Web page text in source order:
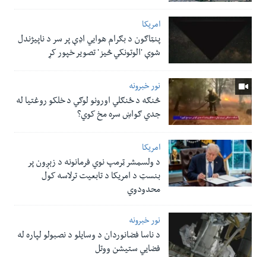
امریکا
پنټاګون د بګرام هوایي اډې پر سر د ناپيژندل
شوې 'الوتونکي څيز' تصویر خپور کړ
نور خبرونه
څنګه د ځنګلي اورونو لوګي د خلکو روغتیا له
جدي ګواښ سره مخ کوي؟
امریکا
د ولسمشر ټرمپ نوي فرمانونه د زېږون پر
بنسټ د امریکا د تابعیت ترلاسه کول
محدودوي
نور خبرونه
د ناسا فضانوردان د وسایلو د نصبولو لپاره له
فضایي ستیشن ووتل